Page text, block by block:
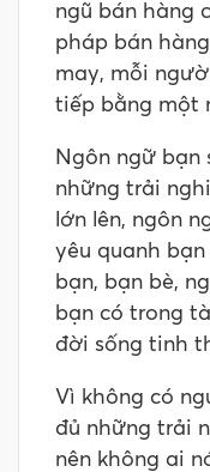
ngũ bán hàng
pháp bán
may, mỗi
tiếp bằng một
Ngôn ngữ bạn
những trải
lớn lên, ngôn
yêu quanh
bạn, bạn bè,
bạn có trong
đời sống tinh
Vì không có
đủ những trải
nên không ai